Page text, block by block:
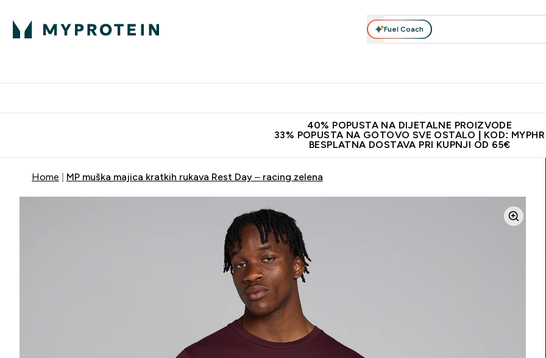
Fuel Coach
40% POPUSTA NA DIJETALNE PROIZVODE
33% POPUSTA NA GOTOVO SVE OSTALO | KOD: MYPHR
BESPLATNA DOSTAVA PRI KUPNJI OD 65€
Home MP muška majica kratkih rukava Rest Day – racing zelena